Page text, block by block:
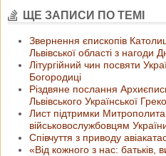
ЩЕ ЗАПИСИ ПО ТЕМІ
Звернення єпископів
Львівської області з нагоди
Літургійний чин посвяти
Богородиці
Різдвяне послання
Львівського Української
Лист підтримки Митрополита
військовослужбовцям
Співчуття з приводу
«Від кожного з нас: батьків,